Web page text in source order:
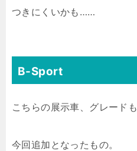
つきにくいかも……
B-Sport
こちらの展示車、グレードも
今回追加となったもの。